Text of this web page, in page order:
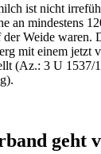
ist nicht
an mindestens
Weide waren.
mit einem jetzt
(Az.: 3 U 1537/
geht